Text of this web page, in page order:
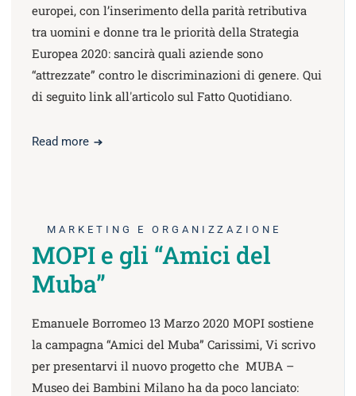
europei, con l’inserimento della parità retributiva
tra uomini e donne tra le priorità della Strategia
Europea 2020: sancirà quali aziende sono
“attrezzate” contro le discriminazioni di genere. Qui
di seguito link all'articolo sul Fatto Quotidiano.
Read more
MARKETING E ORGANIZZAZIONE
MOPI e gli “Amici del
Muba”
Emanuele Borromeo 13 Marzo 2020 MOPI sostiene
la campagna “Amici del Muba” Carissimi, Vi scrivo
per presentarvi il nuovo progetto che MUBA –
Museo dei Bambini Milano ha da poco lanciato: